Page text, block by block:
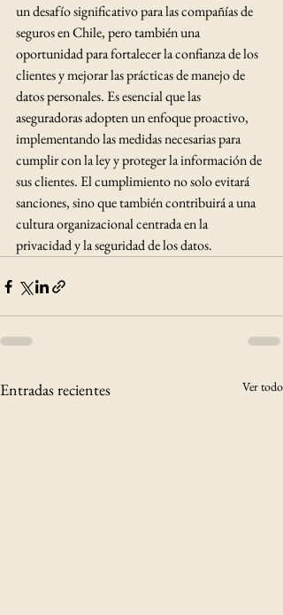
un desafío significativo para las compañías de
seguros en Chile, pero también una
oportunidad para fortalecer la confianza de los
clientes y mejorar las prácticas de manejo de
datos personales. Es esencial que las
aseguradoras adopten un enfoque proactivo,
implementando las medidas necesarias para
cumplir con la ley y proteger la información de
sus clientes. El cumplimiento no solo evitará
sanciones, sino que también contribuirá a una
cultura organizacional centrada en la
privacidad y la seguridad de los datos.
Entradas recientes Ver todo